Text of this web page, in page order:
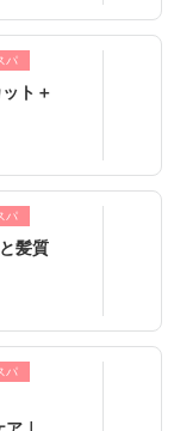
パ
ト＋
パ
髪質
パ